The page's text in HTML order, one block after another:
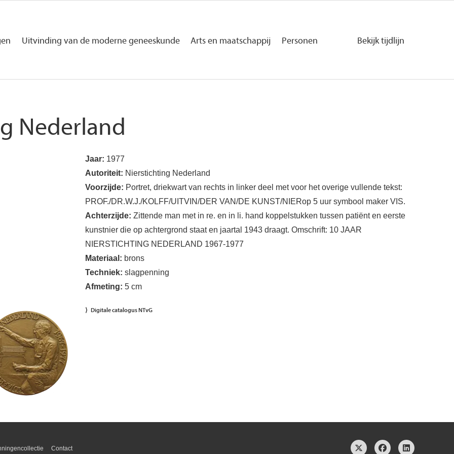
Uitvinding van de moderne geneeskunde Arts en maatschappij Personen Bekijk tijdlijn
Nederland
Jaar: 1977
Autoriteit: Nierstichting Nederland
Voorzijde: Portret, driekwart van rechts in linker deel met voor het overige vullende tekst:
PROF./DR.W.J./KOLFF/UITVIN/DER VAN/DE KUNST/NIERop 5 uur symbool maker VIS.
Achterzijde: Zittende man met in re. en in li. hand koppelstukken tussen patiënt en eerste
kunstnier die op achtergrond staat en jaartal 1943 draagt. Omschrift: 10 JAAR
NIERSTICHTING NEDERLAND 1967-1977
Materiaal: brons
Techniek: slagpenning
Afmeting: 5 cm
Digitale catalogus NTvG
Contact